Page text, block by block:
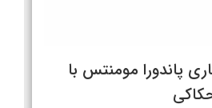
پاندورا مومنتس با